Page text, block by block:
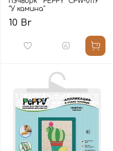
"У камина"
10 Br